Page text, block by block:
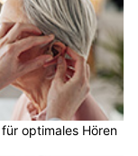
optimales Hören